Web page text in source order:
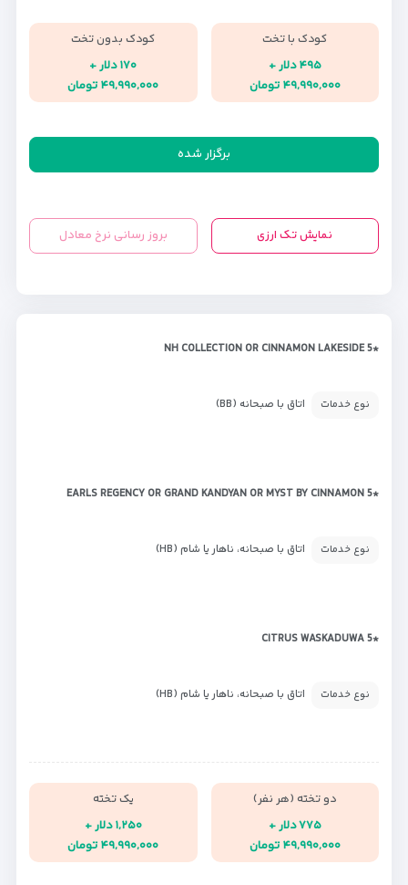
کودک با تخت
۴۹۵ دلار +
۴۹,۹۹۰,۰۰۰ تومان
کودک بدون تخت
۱۷۰ دلار +
۴۹,۹۹۰,۰۰۰ تومان
برگزار شده
نمایش تک ارزی بروز رسانی نرخ معادل
*NH COLLECTION OR CINNAMON LAKESIDE 5
نوع خدمات اتاق با صبحانه (BB)
*EARLS REGENCY OR GRAND KANDYAN OR MYST BY CINNAMON 5
نوع خدمات اتاق با صبحانه، ناهار یا شام (HB)
*CITRUS WASKADUWA 5
نوع خدمات اتاق با صبحانه، ناهار یا شام (HB)
دو تخته (هر نفر)
۷۷۵ دلار +
۴۹,۹۹۰,۰۰۰ تومان
یک تخته
۱,۲۵۰ دلار +
۴۹,۹۹۰,۰۰۰ تومان